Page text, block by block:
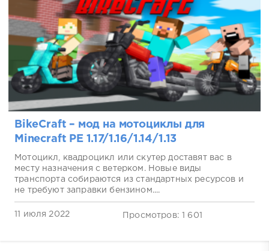
BikeCraft – мод на мотоциклы для
Minecraft PE 1.17/1.16/1.14/1.13
Мотоцикл, квадроцикл или скутер доставят вас в
месту назначения с ветерком. Новые виды
транспорта собираются из стандартных ресурсов и
не требуют заправки бензином....
11 июля 2022 Просмотров: 1 601